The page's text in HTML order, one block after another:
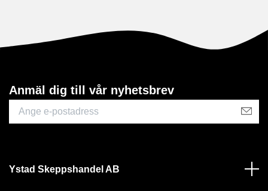
Anmäl dig till vår nyhetsbrev
Ystad Skeppshandel AB